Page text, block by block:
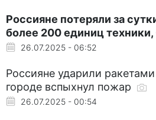
Россияне потеряли за
более 200 единиц
26.07.2025 - 06:52
Россияне ударили
городе вспыхнул пожар
26.07.2025 - 00:54